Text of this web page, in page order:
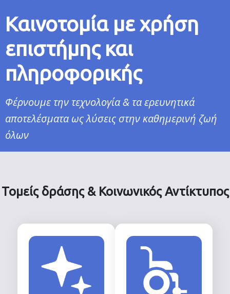
Καινοτομία με χρήση
επιστήμης και
πληροφορικής
Φέρνουμε την τεχνολογία & τα ερευνητικά
αποτελέσματα ως λύσεις στην καθημερινή ζωή
όλων
Τομείς δράσης & Κοινωνικός Αντίκτυπος